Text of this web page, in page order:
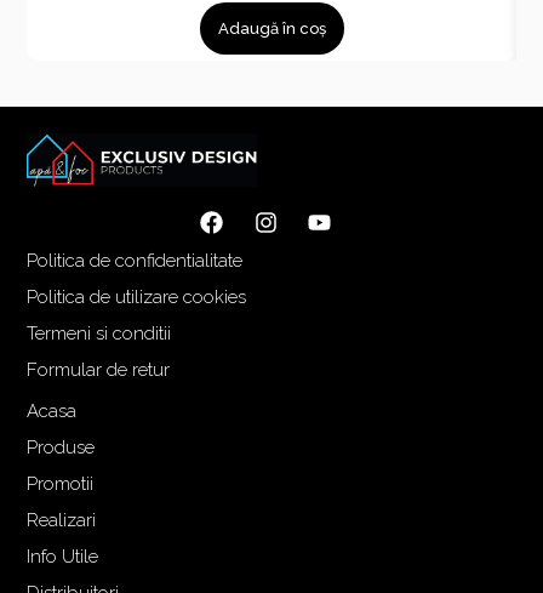
Adaugă în coș
Politica de confidentialitate
Politica de utilizare cookies
Termeni si conditii
Formular de retur
Acasa
Produse
Promotii
Realizari
Info Utile